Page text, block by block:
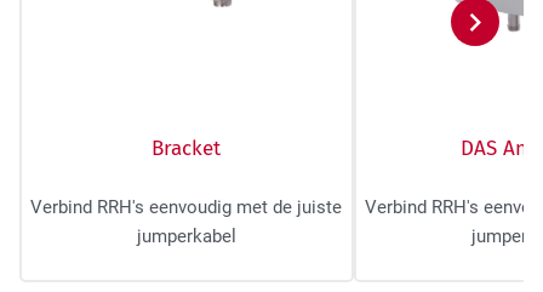
Bracket
Verbind RRH's eenvoudig met de juiste
jumperkabel
DAS
Verbind RRH's